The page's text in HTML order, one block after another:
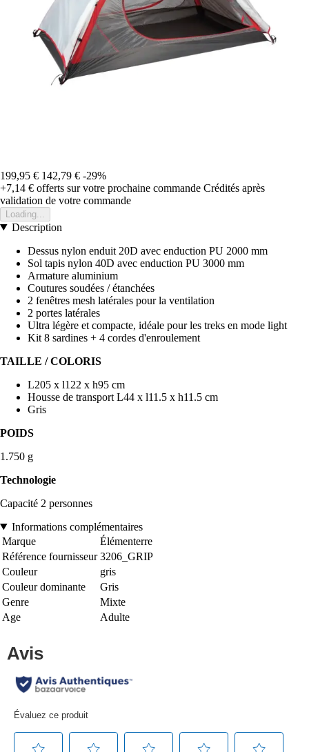
199,95 € 142,79 € -29%
+7,14 € offerts sur votre prochaine commande Crédités après
validation de votre commande
Loading...
Description
Dessus nylon enduit 20D avec enduction PU 2000 mm
Sol tapis nylon 40D avec enduction PU 3000 mm
Armature aluminium
Coutures soudées / étanchées
2 fenêtres mesh latérales pour la ventilation
2 portes latérales
Ultra légère et compacte, idéale pour les treks en mode light
Kit 8 sardines + 4 cordes d'enroulement
TAILLE / COLORIS
L205 x l122 x h95 cm
Housse de transport L44 x l11.5 x h11.5 cm
Gris
POIDS
1.750 g
Technologie
Capacité 2 personnes
Informations complémentaires
Marque
Élémenterre
Référence fournisseur 3206_GRIP
Couleur
gris
Couleur dominante
Gris
Genre
Mixte
Age
Adulte